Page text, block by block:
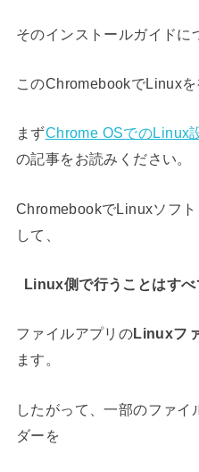
そのインストールガイドに
このChromebookでLinuxを
まずChrome OSでのLinux
の記事をお読みください。
ChromebookでLinuxソフ
して、
Linux側で行うことはすべ
ファイルアプリのLinuxフ
ます。
したがって、一部のファ
ダーを